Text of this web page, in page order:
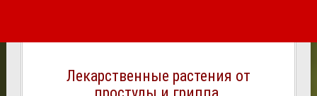
Лекарственные растения от